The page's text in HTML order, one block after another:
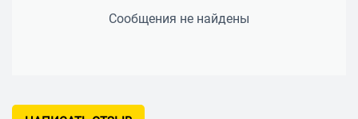
Сообщения не найдены